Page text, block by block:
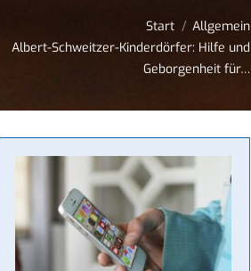
Start
Allgemein
Albert-Schweitzer-Kinderdörfer: Hilfe und
Geborgenheit für…